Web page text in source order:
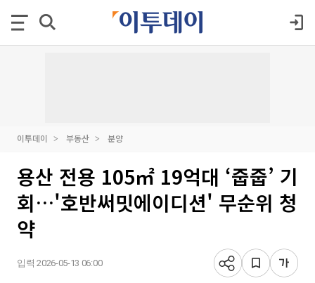
이투데이 부동산 분양
용산 전용 105㎡ 19억대 ‘줍줍’ 기
회…'호반써밋에이디션' 무순위 청
약
입력 2026-05-13 06:00